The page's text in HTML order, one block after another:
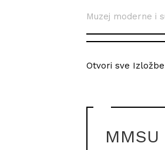
Muzej moderne i
Otvori sve Izložbe